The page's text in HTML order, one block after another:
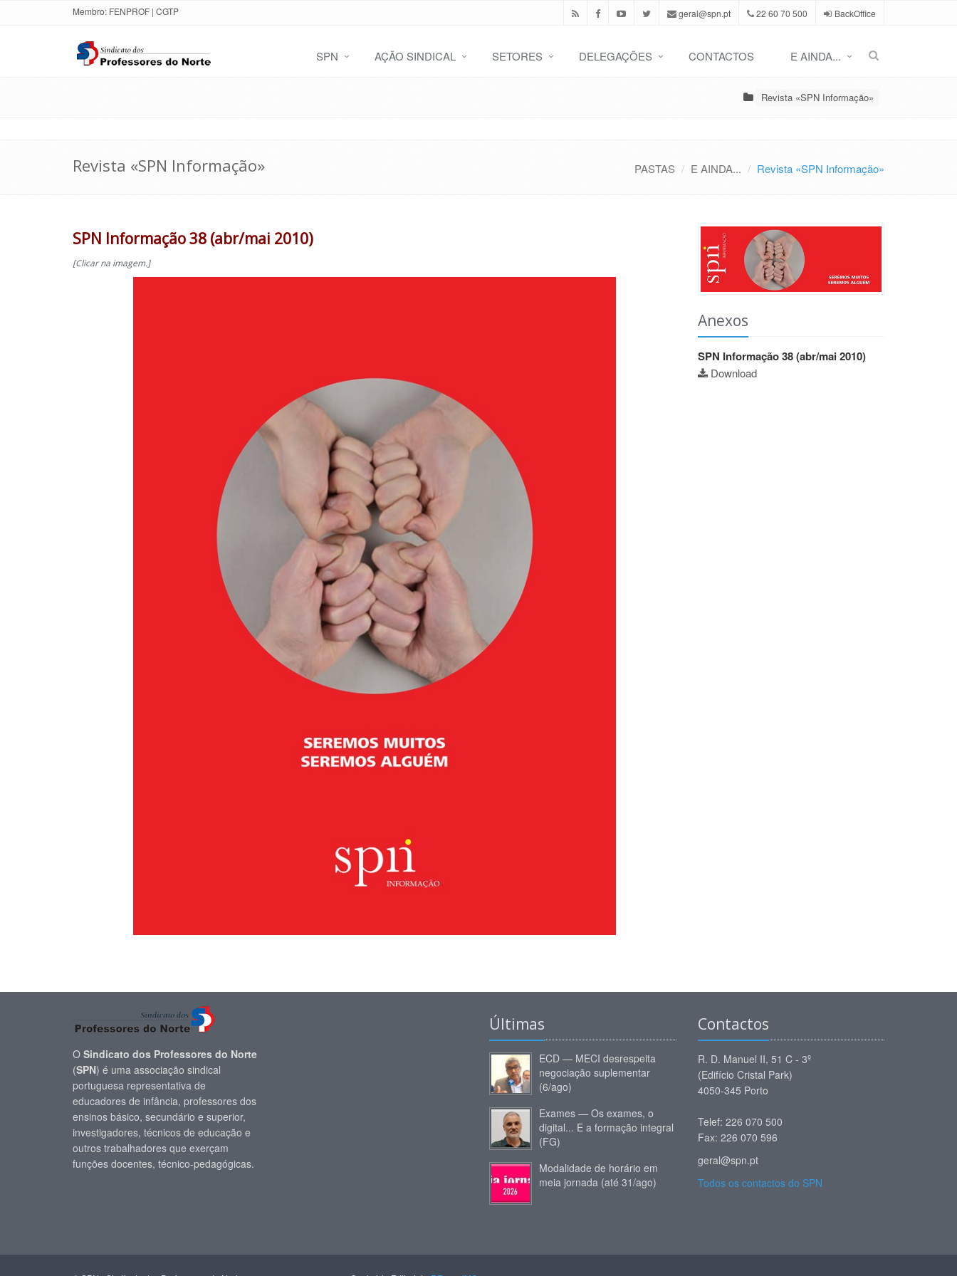
Membro: FENPROF | CGTP geral@spn.pt 22 60 70 500 BackOffice
SPN AÇÃO SINDICAL SETORES DELEGAÇÕES CONTACTOS E AINDA...
Revista «SPN Informação»
Revista «SPN Informação» PASTAS E AINDA... Revista «SPN Informação»
SPN Informação 38 (abr/mai 2010)
[Clicar na imagem.]
Anexos
SPN Informação 38 (abr/mai 2010)
Download
O Sindicato dos Professores do Norte
(SPN) é uma associação sindical
portuguesa representativa de
educadores de infância, professores dos
ensinos básico, secundário e superior,
investigadores, técnicos de educação e
outros trabalhadores que exerçam
funções docentes, técnico-pedagógicas.
Últimas
ECD — MECI desrespeita
negociação suplementar
(6/ago)
Exames — Os exames, o
digital... E a formação integral
(FG)
Modalidade de horário em
meia jornada (até 31/ago)
Contactos
R. D. Manuel II, 51 C - 3º
(Edifício Cristal Park)
4050-345 Porto
Telef: 226 070 500
Fax: 226 070 596
geral@spn.pt
Todos os contactos do SPN